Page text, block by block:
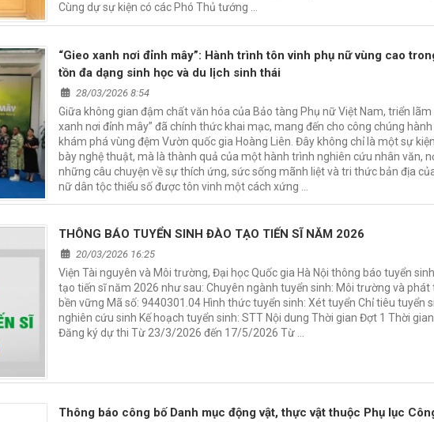
Cùng dự sự kiện có các Phó Thủ tướng …
“Gieo xanh nơi đỉnh mây”: Hành trình tôn vinh phụ nữ vùng cao
tồn đa dạng sinh học và du lịch sinh thái
28/03/2026 8:54
Giữa không gian đậm chất văn hóa của Bảo tàng Phụ nữ Việt Nam, triển lãm
xanh nơi đỉnh mây” đã chính thức khai mạc, mang đến cho công chúng
khám phá vùng đệm Vườn quốc gia Hoàng Liên. Đây không chỉ là một sự
bày nghệ thuật, mà là thành quả của một hành trình nghiên cứu nhân văn,
những câu chuyện về sự thích ứng, sức sống mãnh liệt và tri thức bản địa
nữ dân tộc thiểu số được tôn vinh một cách xứng …
20/03/2026 16:25
Viện Tài nguyên và Môi trường, Đại học Quốc gia Hà Nội thông báo tuyển
tạo tiến sĩ năm 2026 như sau: Chuyên ngành tuyển sinh: Môi trường và phát
bền vững Mã số: 9440301.04 Hình thức tuyển sinh: Xét tuyển Chỉ tiêu tuyển
nghiên cứu sinh Kế hoạch tuyển sinh: STT Nội dung Thời gian Đợt 1 Thời
Đăng ký dự thi Từ 23/3/2026 đến 17/5/2026 Từ …
Thông báo công bố Danh mục động vật, thực vật thuộc Phụ lục